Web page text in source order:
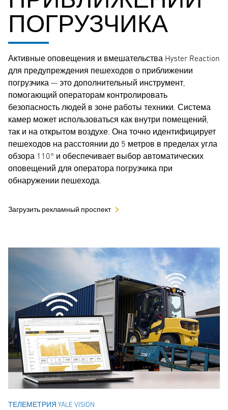
ПОГРУЗЧИКА
Активные оповещения и вмешательства Hyster Reaction
для предупреждения пешеходов о приближении
погрузчика — это дополнительный инструмент,
помогающий операторам контролировать
безопасность людей в зоне работы техники. Система
камер может использоваться как внутри помещений,
так и на открытом воздухе. Она точно идентифицирует
пешеходов на расстоянии до 5 метров в пределах угла
обзора 110° и обеспечивает выбор автоматических
оповещений для оператора погрузчика при
обнаружении пешехода.
Загрузить рекламный проспект
ТЕЛЕМЕТРИЯ YALE VISION